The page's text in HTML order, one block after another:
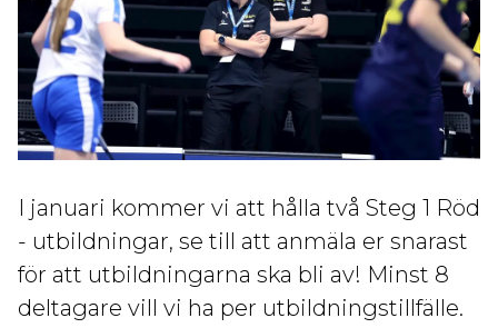
I januari kommer vi att hålla två Steg 1 Röd
- utbildningar, se till att anmäla er snarast
för att utbildningarna ska bli av! Minst 8
deltagare vill vi ha per utbildningstillfälle.